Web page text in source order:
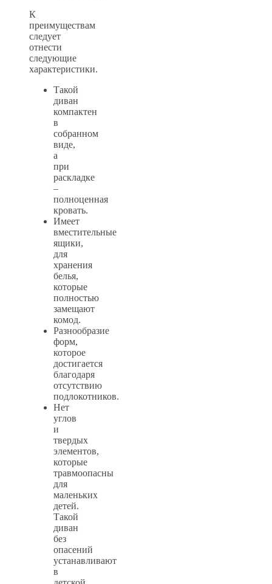
К
преимуществам
следует
отнести
следующие
характеристики.
Такой
диван
компактен
в
собранном
виде,
а
при
раскладке
–
полноценная
кровать.
Имеет
вместительные
ящики,
для
хранения
белья,
которые
полностью
замещают
комод.
Разнообразие
форм,
которое
достигается
благодаря
отсутствию
подлокотников.
Нет
углов
и
твердых
элементов,
которые
травмоопасны
для
маленьких
детей.
Такой
диван
без
опасений
устанавливают
в